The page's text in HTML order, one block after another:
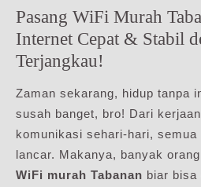
Pasang WiFi Murah
Internet Cepat & Stabil
Terjangkau!
Zaman sekarang, hidup tanpa
susah banget, bro! Dari
komunikasi sehari-hari,
lancar. Makanya, banyak
WiFi murah Tabanan biar bisa